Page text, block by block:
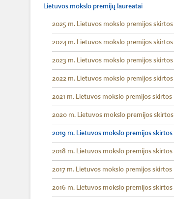
Lietuvos mokslo premijų laureatai
2025 m. Lietuvos mokslo premijos skirtos
2024 m. Lietuvos mokslo premijos skirtos
2023 m. Lietuvos mokslo premijos skirtos
2022 m. Lietuvos mokslo premijos skirtos
2021 m. Lietuvos mokslo premijos skirtos
2020 m. Lietuvos mokslo premijos skirtos
2019 m. Lietuvos mokslo premijos skirtos
2018 m. Lietuvos mokslo premijos skirtos
2017 m. Lietuvos mokslo premijos skirtos
2016 m. Lietuvos mokslo premijos skirtos